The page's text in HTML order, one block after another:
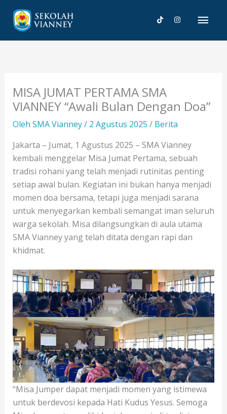
konten
MISA JUMAT PERTAMA SMA
VIANNEY “Awali Bulan Dengan Doa”
Oleh SMA Vianney/ 2 Agustus 2025 / Berita
Jakarta – Jumat, 1 Agustus 2025 – SMA Vianney
kembali menggelar Misa Jumat Pertama, sebuah
tradisi rohani yang telah menjadi rutinitas penting
setiap awal bulan. Kegiatan ini bukan hanya menjadi
momen doa bersama, tetapi juga menjadi sarana
untuk menyegarkan kembali semangat iman seluruh
warga sekolah. Misa dilangsungkan di aula utama
SMA Vianney yang telah ditata dengan rapi dan
khidmat.
“Misa Jumper dapat menjadi momen yang istimewa
untuk berdevosi kepada Hati Kudus Yesus. Semoga